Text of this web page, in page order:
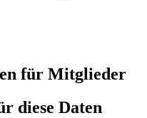
für Mitglieder
diese Daten